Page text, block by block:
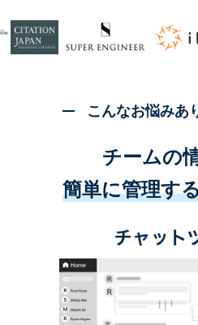
こんなお悩みあ
チームの
簡単に管理す